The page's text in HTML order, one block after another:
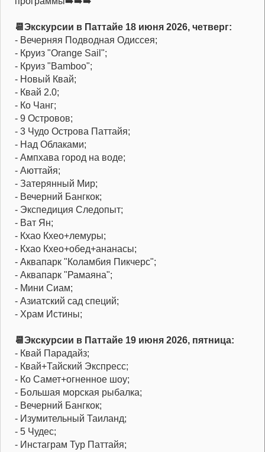
📆Экскурсии в Паттайе 18 июня 2026, четверг:
- Вечерняя Подводная Одиссея;
- Круиз "Orange Sail";
- Круиз "Bamboo";
- Новый Квай;
- Квай 2.0;
- Ко Чанг;
- 9 Островов;
- 3 Чудо Острова Паттайя;
- Над Облаками;
- Ампхава город на воде;
- Аюттайя;
- Затерянный Мир;
- Вечерний Бангкок;
- Экспедиция Следопыт;
- Ват Ян;
- Кхао Кхео+лемуры;
- Кхао Кхео+обед+ананасы;
- Аквапарк "Коламбия Пикчерс";
- Аквапарк "Рамаяна";
- Мини Сиам;
- Азиатский сад специй;
- Храм Истины;
📆Экскурсии в Паттайе 19 июня 2026, пятница:
- Квай Парадайз;
- Квай+Тайский Экспресс;
- Ко Самет+огненное шоу;
- Большая морская рыбалка;
- Вечерний Бангкок;
- Изумительный Таиланд;
- 5 Чудес;
- Инстаграм Тур Паттайя;